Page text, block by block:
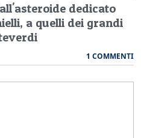
dedicato
a quelli dei grandi
1 COMMENTI